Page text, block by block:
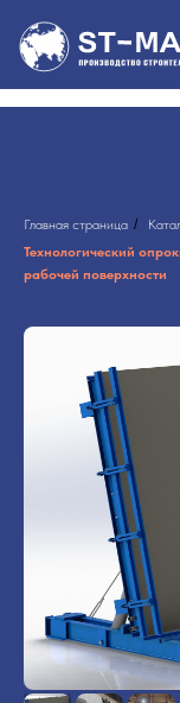
Главная страница /
Технологический
рабочей поверхности